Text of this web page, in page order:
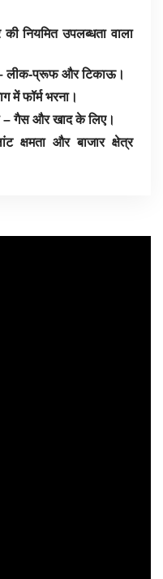
नियमित उपलब्धता वाला
– लीक-प्रूफ और टिकाऊ।
में फॉर्म भरना।
– गैस और खाद के लिए।
क्षमता और बाजार क्षेत्र